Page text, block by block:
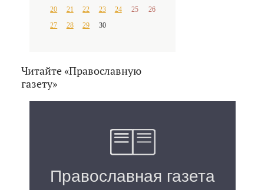
20
21 22 23 24 25
26
27
28 29 30
Читайте «Православную
газету»